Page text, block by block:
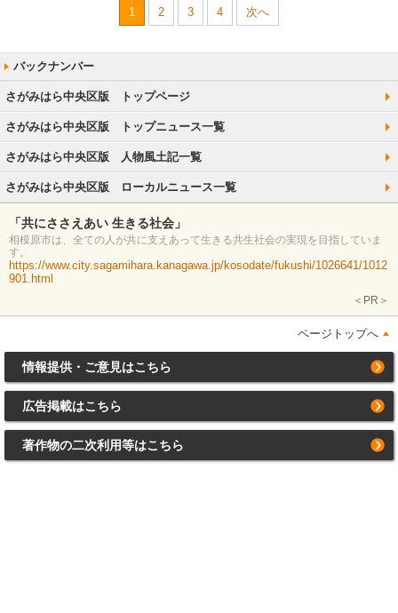
1 2 3 4 次へ
さがみはら中央区版 トップページ
さがみはら中央区版 トップニュース一覧
さがみはら中央区版 人物風土記一覧
さがみはら中央区版 ローカルニュース一覧
「共にささえあい 生きる社会」
相模原市は、全ての人が共に支えあって生きる共生社会の実現を目指していま
す。
https://www.city.sagamihara.kanagawa.jp/kosodate/fukushi/1026641/1012
901.html
＜PR＞
ページトップへ
情報提供・ご意見はこちら
広告掲載はこちら
著作物の二次利用等はこちら